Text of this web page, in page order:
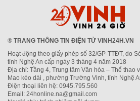
® TRANG THÔNG TIN ĐIỆN TỬ VINH24H.VN
Hoạt động theo giấy phép số 32/GP-TTĐT, do
tỉnh Nghệ An cấp ngày 3 tháng 4 năm 2018
Địa chỉ: Tầng 4, Trung tâm Văn hóa – Thể thao
Mao kéo dài , phường Trường Vinh, tỉnh Nghệ
Điện thoại liên hệ: 0945.795.560
Email: 24honline.na@gmail.com